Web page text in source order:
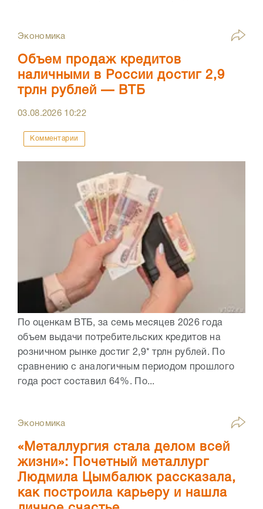
Экономика
Объем продаж кредитов
наличными в России достиг 2,9
трлн рублей — ВТБ
03.08.2026 10:22
Комментарии
По оценкам ВТБ, за семь месяцев 2026 года
объем выдачи потребительских кредитов на
розничном рынке достиг 2,9* трлн рублей. По
сравнению с аналогичным периодом прошлого
года рост составил 64%. По...
Экономика
«Металлургия стала делом всей
жизни»: Почетный металлург
Людмила Цымбалюк рассказала,
как построила карьеру и нашла